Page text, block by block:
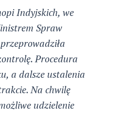
Mijajlović, Nebojša
Ivan Draganić i Uroš
wydanie nakazu
międzynarodowego, za